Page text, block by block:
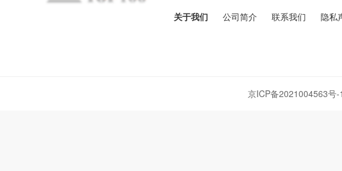
关于我们 公司简介 联系我们 隐私
京ICP备2021004563号-1